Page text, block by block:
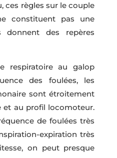
ces règles sur le couple
constituent pas une
donnent des repères
respiratoire au galop
des foulées, les
sont étroitement
et au profil locomoteur.
de foulées très
expiration très
on peut presque